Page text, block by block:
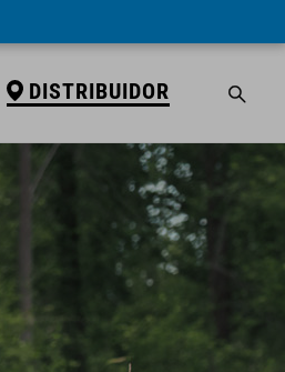
DISTRIBUIDOR